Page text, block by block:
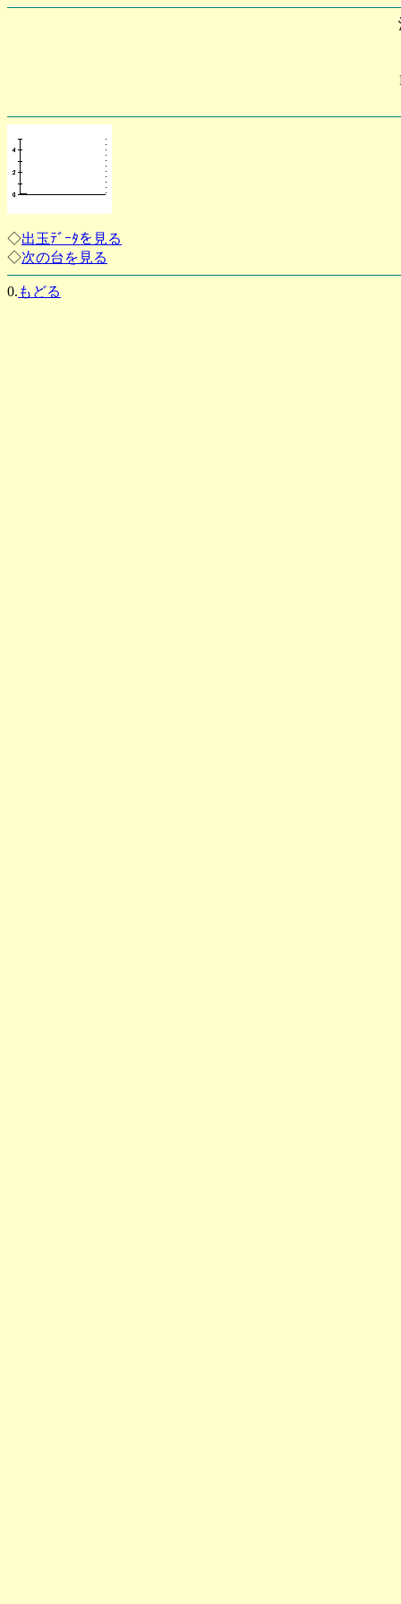
◇出玉ﾃﾞｰﾀを見る
◇次の台を見る
0. もどる